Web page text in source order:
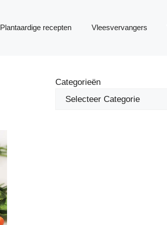
Plantaardige recepten Vleesvervangers
Categorieën